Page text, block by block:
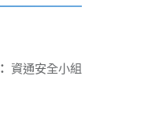
資通安全小組